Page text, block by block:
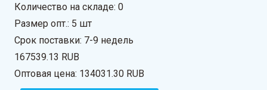
Количество на складе:0
Размер опт.: 5 шт
Срок поставки: 7-9 недель
167539.13 RUB
Оптовая цена: 134031.30 RUB